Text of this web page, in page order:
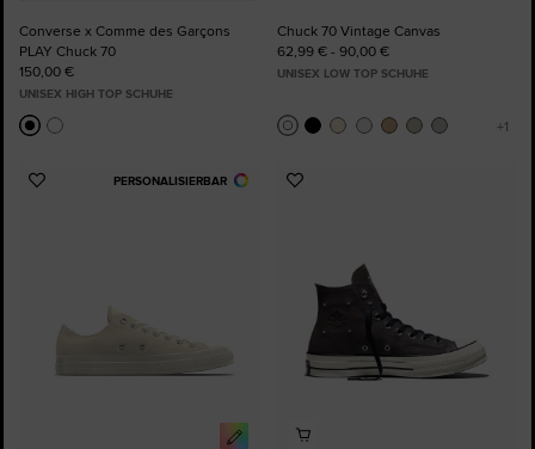
Converse x Comme des Garçons
PLAY Chuck 70
150,00 €
UNISEX HIGH TOP SCHUHE
Chuck 70 Vintage Canvas
62,99 € - 90,00 €
UNISEX LOW TOP SCHUHE
PERSONALISIERBAR
Zu
Zu